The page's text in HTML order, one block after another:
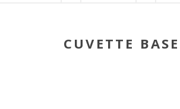
CUVETTE